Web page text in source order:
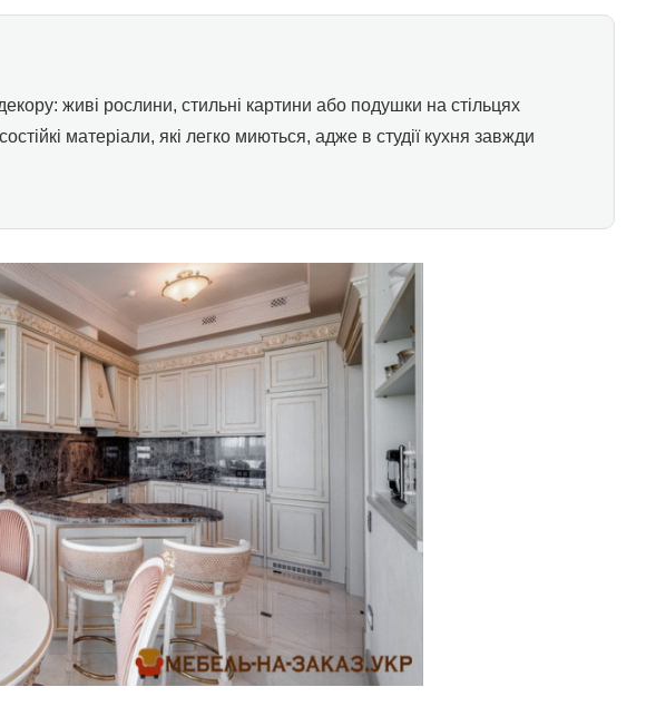
живі рослини, стильні картини або подушки на стільцях
матеріали, які легко миються, адже в студії кухня завжди